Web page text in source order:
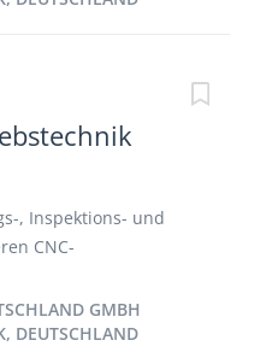
Betreuung,
Wartungsarbeiten von
im Bereich
bei Projekten zur
von technischen
Ausarbeiten von
, Inspektions- und
CNC-
mechanischen und
GMBH
DEUTSCHLAND